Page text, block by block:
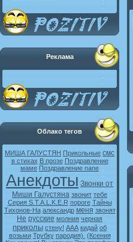
Реклама
Облако тегов
МИША ГАЛУСТЯН Прикольные смс
в стихах В прозе Поздравление
маме Поздравление папе
Анекдоты Звонки от
Миши Галустяна звонит тебе
Серия S.T.A.L.K.E.R пороге Тайны
Тихонов-На александр меня звонят
Не русские молния черная
приколы стену! ААА кидай об
возьми Трубку пародия). (Ксения